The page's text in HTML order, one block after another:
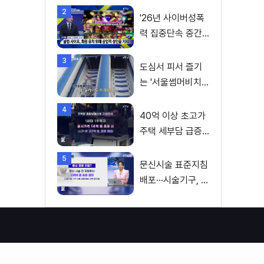
2
'26년 사이버성폭
력 집중단속 중간
진계획은?
3
도심서 피서 즐기
는 '서울썸머비치'
4
40억 이상 초고가
주택 세부담 급증···
화
5
문신시술 표준지침
배포···시술기구, 일